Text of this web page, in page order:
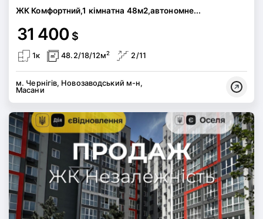
ЖК Комфортний,1 кімнатна 48м2,автономне...
31 400 $
1к 48.2/18/12м2 2/11
м. Чернігів, Новозаводський м-н,
Масани